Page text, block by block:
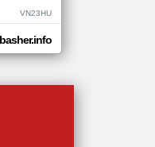
VN23HU